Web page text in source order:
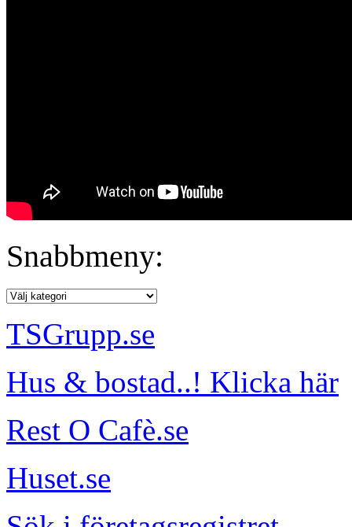
Snabbmeny:
TSGrupp.se
Hus & bostad..! Klicka här
Rest O Cafè.se
Huset.se